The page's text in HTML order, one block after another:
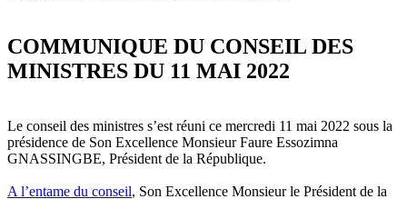
COMMUNIQUE DU CONSEIL DES
MINISTRES DU 11 MAI 2022
Le conseil des ministres s’est réuni ce mercredi 11 mai 2022 sous la
présidence de Son Excellence Monsieur Faure Essozimna
GNASSINGBE, Président de la République.
A l’entame du conseil, Son Excellence Monsieur le Président de la